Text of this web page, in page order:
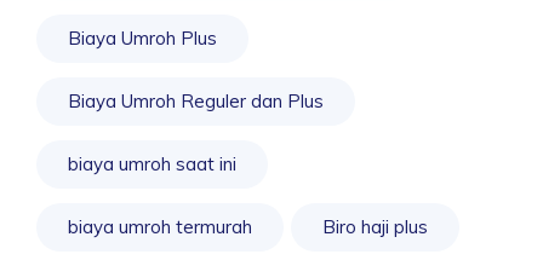
Biaya Umroh Plus
Biaya Umroh Reguler dan Plus
biaya umroh saat ini
biaya umroh termurah Biro haji plus